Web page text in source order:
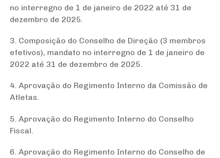
no interregno de 1 de janeiro de 2022 até 31 de
dezembro de 2025.
3. Composição do Conselho de Direção (3 membros
efetivos), mandato no interregno de 1 de janeiro de
2022 até 31 de dezembro de 2025.
4. Aprovação do Regimento Interno da Comissão de
Atletas.
5. Aprovação do Regimento Interno do Conselho
Fiscal.
6. Aprovação do Regimento Interno do Conselho de